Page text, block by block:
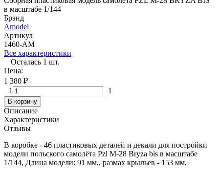
в масштабе 1/144
Брэнд
Amodel
Артикул
1460-AM
Все характеристики
Осталась 1 шт.
Цена:
1 380 ₽
1
1
В корзину
Описание
Характеристики
Отзывы
В коробке - 46 пластиковых деталей и декали для постройки
модели польского самолёта Pzl M-28 Bryza bis в масштабе
1/144, Длина модели: 91 мм,, размах крыльев - 153 мм,